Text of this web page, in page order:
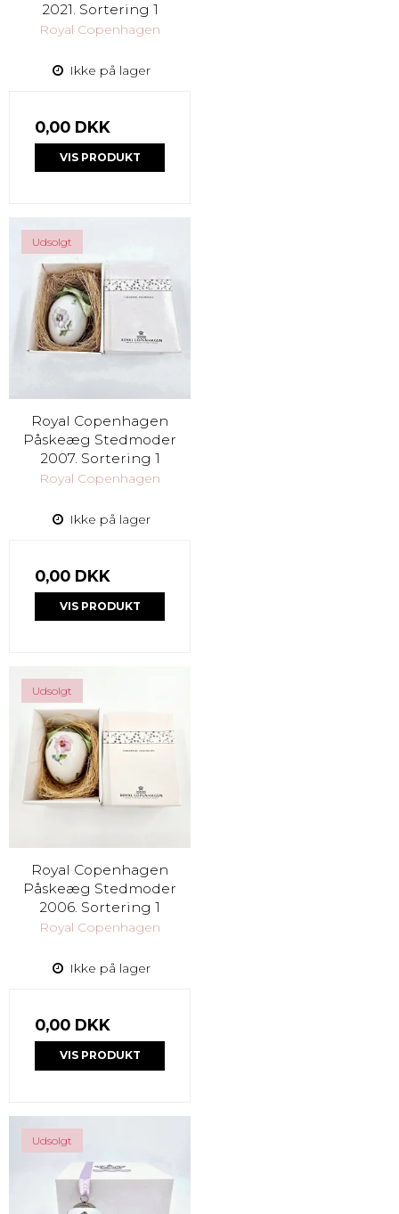
2021. Sortering 1
Royal Copenhagen
Ikke på lager
0,00 DKK
VIS PRODUKT
Udsolgt
Royal Copenhagen
Påskeæg Stedmoder
2007. Sortering 1
Royal Copenhagen
Ikke på lager
0,00 DKK
VIS PRODUKT
Udsolgt
Royal Copenhagen
Påskeæg Stedmoder
2006. Sortering 1
Royal Copenhagen
Ikke på lager
0,00 DKK
VIS PRODUKT
Udsolgt